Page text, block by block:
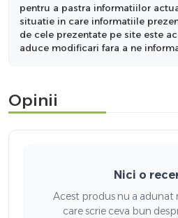
pentru a pastra informatiilor
situatie in care informatiile
de cele prezentate pe site este
aduce modificari fara a ne
Opinii
Nici o
Acest produs nu a adunat
care scrie ceva bun